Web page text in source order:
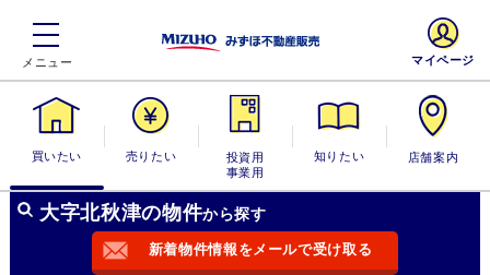
買いたい 売りたい
投資用・事業
用
知りたい 店舗案内
マイページ
大字北秋津の物件から探す
新着物件情報をメールで受け取る